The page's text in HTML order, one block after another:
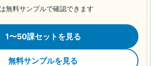
無料サンプルで確認できます
1〜50課セットを見る
無料サンプルを見る